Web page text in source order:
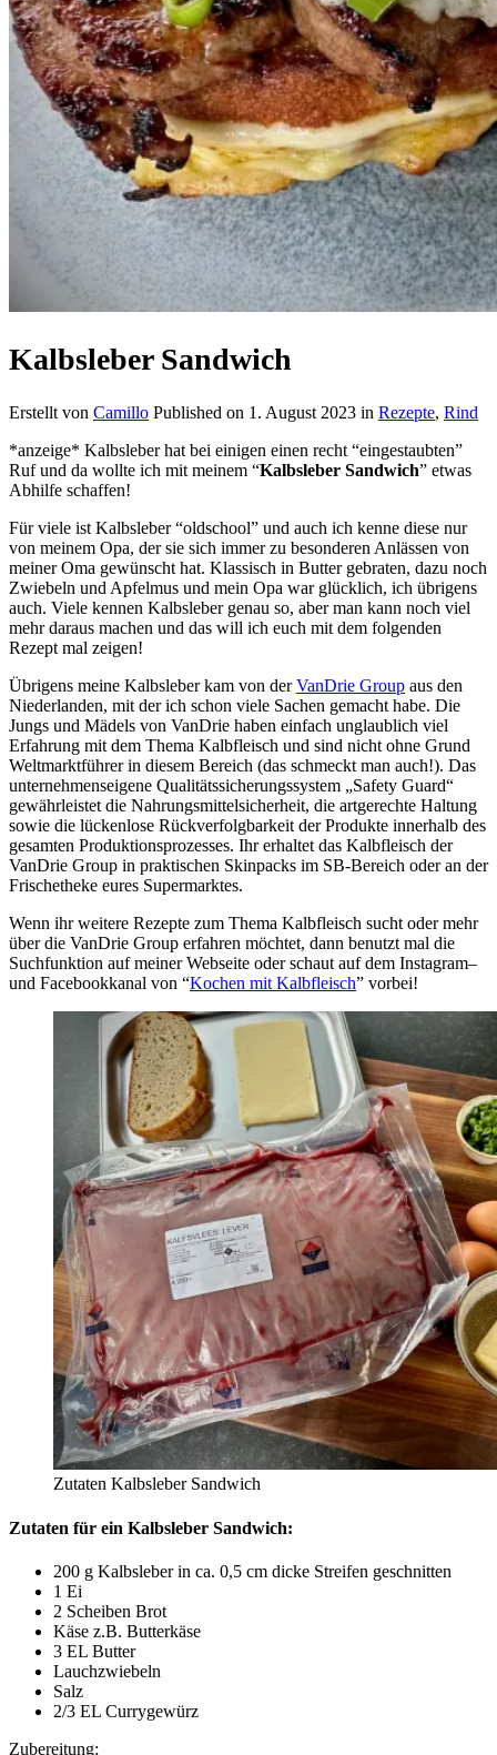
Kalbsleber Sandwich
Erstellt von Camillo Published on 1. August 2023 in Rezepte, Rind
*anzeige* Kalbsleber hat bei einigen einen recht “eingestaubten”
Ruf und da wollte ich mit meinem “Kalbsleber Sandwich” etwas
Abhilfe schaffen!
Für viele ist Kalbsleber “oldschool” und auch ich kenne diese nur
von meinem Opa, der sie sich immer zu besonderen Anlässen von
meiner Oma gewünscht hat. Klassisch in Butter gebraten, dazu noch
Zwiebeln und Apfelmus und mein Opa war glücklich, ich übrigens
auch. Viele kennen Kalbsleber genau so, aber man kann noch viel
mehr daraus machen und das will ich euch mit dem folgenden
Rezept mal zeigen!
Übrigens meine Kalbsleber kam von derVanDrie Group aus den
Niederlanden, mit der ich schon viele Sachen gemacht habe. Die
Jungs und Mädels von VanDrie haben einfach unglaublich viel
Erfahrung mit dem Thema Kalbfleisch und sind nicht ohne Grund
Weltmarktführer in diesem Bereich (das schmeckt man auch!). Das
unternehmenseigene Qualitätssicherungssystem „Safety Guard“
gewährleistet die Nahrungsmittelsicherheit, die artgerechte Haltung
sowie die lückenlose Rückverfolgbarkeit der Produkte innerhalb des
gesamten Produktionsprozesses. Ihr erhaltet das Kalbfleisch der
VanDrie Group in praktischen Skinpacks im SB-Bereich oder an der
Frischetheke eures Supermarktes.
Wenn ihr weitere Rezepte zum Thema Kalbfleisch sucht oder mehr
über die VanDrie Group erfahren möchtet, dann benutzt mal die
Suchfunktion auf meiner Webseite oder schaut auf dem Instagram–
und Facebookkanal von “Kochen mit Kalbfleisch” vorbei!
Zutaten Kalbsleber Sandwich
Zutaten für ein Kalbsleber Sandwich:
200 g Kalbsleber in ca. 0,5 cm dicke Streifen geschnitten
1 Ei
2 Scheiben Brot
Käse z.B. Butterkäse
3 EL Butter
Lauchzwiebeln
Salz
2/3 EL Currygewürz
Zubereitung: